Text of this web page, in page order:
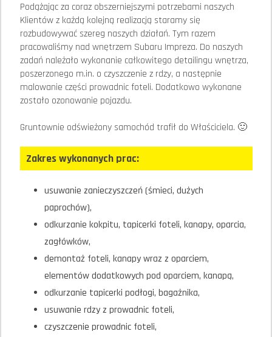
Podążając za coraz obszerniejszymi potrzebami naszych
Klientów z każdą kolejną realizacją staramy się
rozbudowywać szereg naszych działań. Tym razem
pracowaliśmy nad wnętrzem Subaru Impreza. Do naszych
zadań należało wykonanie całkowitego detailingu wnętrza,
poszerzonego m.in. o czyszczenie z rdzy, a następnie
malowanie części prowadnic foteli. Dodatkowo wykonane
zostało ozonowanie pojazdu.
Gruntownie odświeżony samochód trafił do Właściciela. 🙂
Zakres wykonanych prac:
usuwanie zanieczyszczeń (śmieci, dużych
paprochów),
odkurzanie kokpitu, tapicerki foteli, kanapy, oparcia,
zagłówków,
demontaż foteli, kanapy wraz z oparciem,
elementów dodatkowych pod oparciem, kanapą,
odkurzanie tapicerki podłogi, bagażnika,
usuwanie rdzy z prowadnic foteli,
czyszczenie prowadnic foteli,